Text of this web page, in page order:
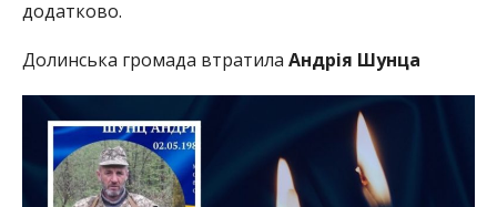
додатково.
Долинська громада втратила Андрія Шунца